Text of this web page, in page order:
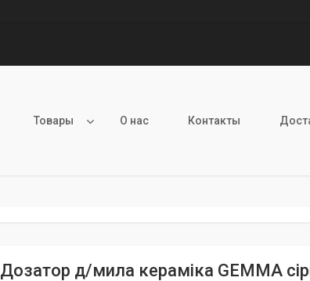
Товары О нас Контакты
Дозатор д/мила кераміка GEMMA